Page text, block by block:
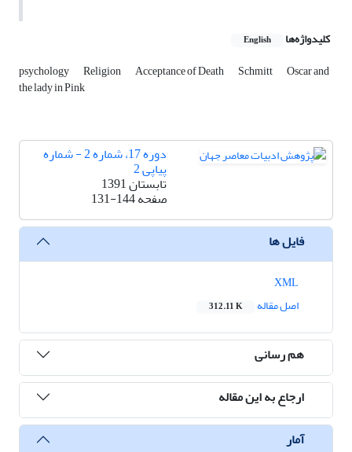
کلیدواژه‌ها English
psychology Religion Acceptance of Death Schmitt Oscar and
the lady in Pink
دوره 17، شماره 2 - شماره
پیاپی 2
تابستان 1391
صفحه131-144
فایل ها
اصل مقاله
312.11 K
هم رسانی
ارجاع به این مقاله
آمار